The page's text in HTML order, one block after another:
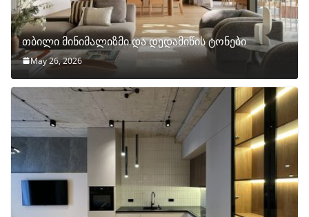
თბილი მინიმალიზმი და დედამიწის ტონები
May 26, 2026